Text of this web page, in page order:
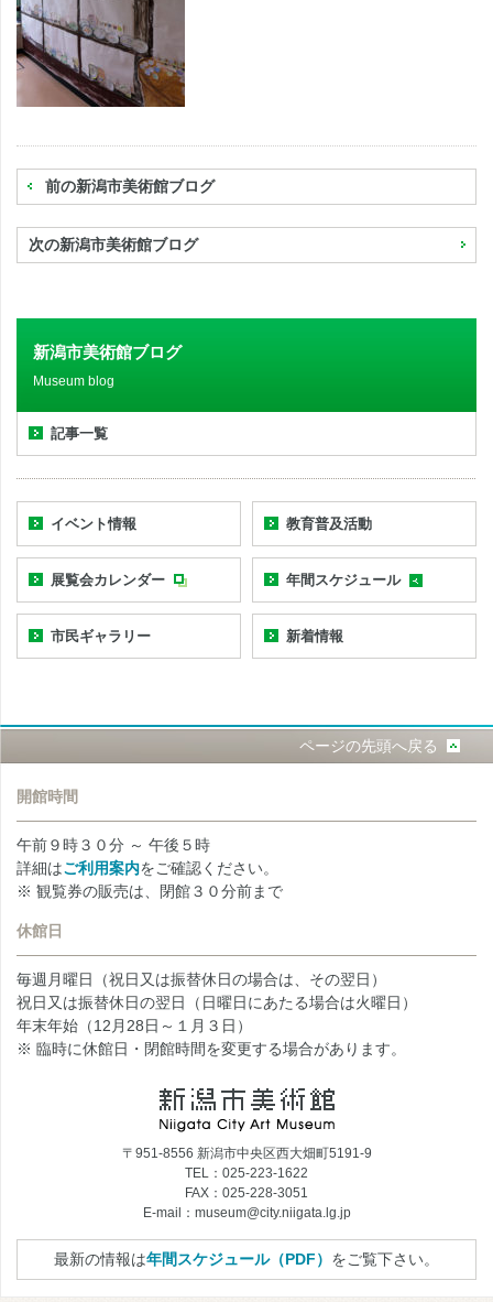
前の新潟市美術館ブログ
次の新潟市美術館ブログ
新潟市美術館ブログ
Museum blog
記事一覧
イベント情報 教育普及活動
展覧会カレンダー 年間スケジュール
市民ギャラリー 新着情報
ページの先頭へ戻る
開館時間
午前９時３０分 ～ 午後５時
詳細はご利用案内をご確認ください。
※ 観覧券の販売は、閉館３０分前まで
休館日
毎週月曜日（祝日又は振替休日の場合は、その翌日）
祝日又は振替休日の翌日（日曜日にあたる場合は火曜日）
年末年始（12月28日～１月３日）
※ 臨時に休館日・閉館時間を変更する場合があります。
〒951-8556 新潟市中央区西大畑町5191-9
TEL：025-223-1622
FAX：025-228-3051
E-mail：museum@city.niigata.lg.jp
最新の情報は年間スケジュール（PDF） をご覧下さい。